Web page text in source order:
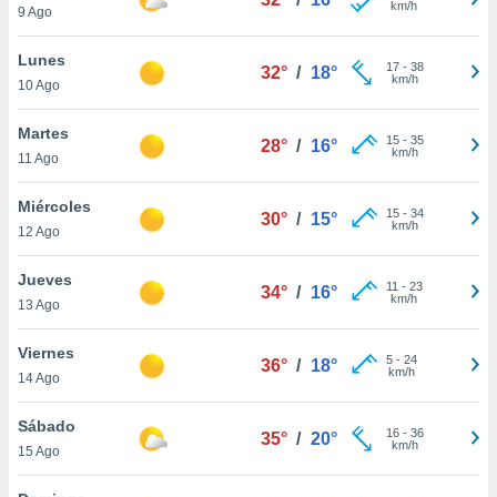
más
nuestra
y
disponible
cookies
aceptar
9 Ago
km/h
Lunes
10 Ago
32° / 18° 17- 38
km/h
Martes
11 Ago
28° / 16° 15- 35
km/h
Miércoles
12 Ago
30° / 15° 15- 34
km/h
Jueves
13 Ago
34° / 16° 11 - 23
km/h
Viernes
14 Ago
36° / 18° 5- 24
km/h
Sábado
15 Ago
35° / 20° 16- 36
km/h